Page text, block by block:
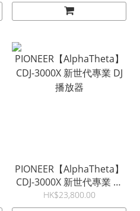
PIONEER【AlphaTheta】
CDJ-3000X 新世代專業 DJ
播放器
HK$23,800.00